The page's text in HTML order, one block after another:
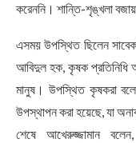
করেননি। শান্তি-শৃঙ্খলা
এসময় উপস্থিত ছিলেন
আবিদুল হক, কৃষক প্রতিনিধি
মানুষ। উপস্থিত কৃষকরা
উপস্থাপন করা হয়েছে, যা
শেষে আখেরুজ্জামান